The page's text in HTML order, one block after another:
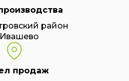
район
продаж